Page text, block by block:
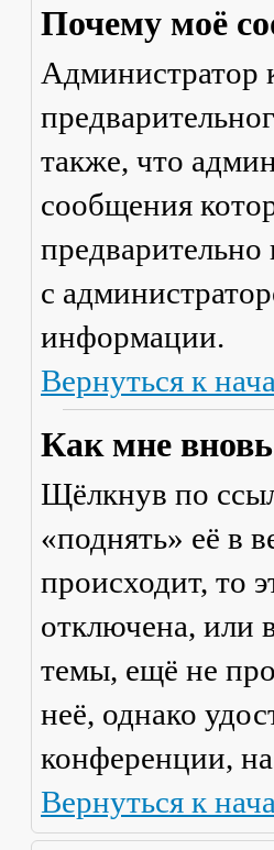
Почему моё
Администратор
также, что
сообщения
с
информации.
Вернуться к
Как мне
Щёлкнув по
«поднять» её в
происходит, то
отключена, или
темы, ещё не
неё, однако
конференции,
Вернуться к